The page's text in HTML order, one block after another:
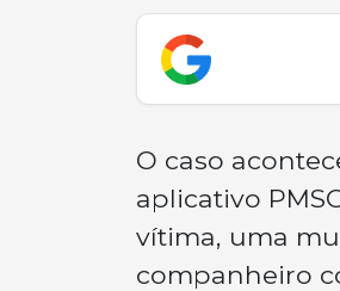
O caso
aplicativo
vítima, uma
companheiro